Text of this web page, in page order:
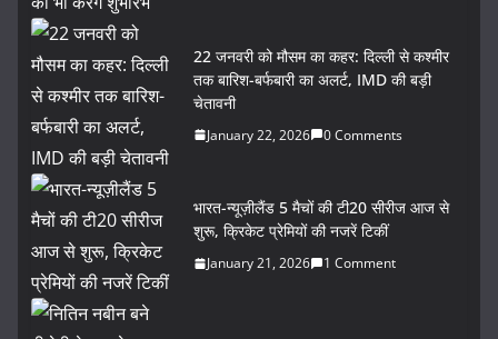
22 जनवरी को मौसम का कहर: दिल्ली से कश्मीर
तक बारिश-बर्फबारी का अलर्ट, IMD की बड़ी
चेतावनी
January 22, 2026 0 Comments
भारत-न्यूज़ीलैंड 5 मैचों की टी20 सीरीज आज से
शुरू, क्रिकेट प्रेमियों की नजरें टिकीं
January 21, 2026 1 Comment